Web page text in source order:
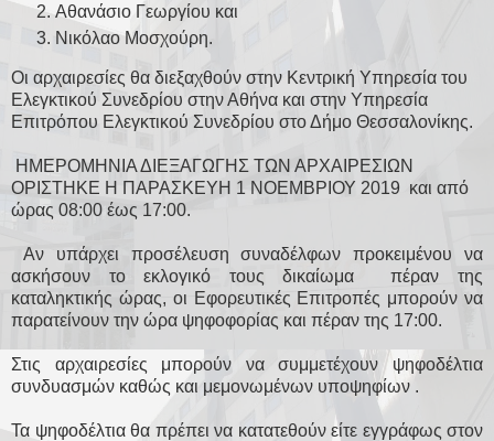
Αθανάσιο Γεωργίου και
Νικόλαο Μοσχούρη.
Οι αρχαιρεσίες θα διεξαχθούν στην Κεντρική Υπηρεσία του
Ελεγκτικού Συνεδρίου στην Αθήνα και στην Υπηρεσία
Επιτρόπου Ελεγκτικού Συνεδρίου στο Δήμο Θεσσαλονίκης.
ΗΜΕΡΟΜΗΝΙΑ ΔΙΕΞΑΓΩΓΗΣ ΤΩΝ ΑΡΧΑΙΡΕΣΙΩΝ
ΟΡΙΣΤΗΚΕ Η ΠΑΡΑΣΚΕΥΗ 1 ΝΟΕΜΒΡΙΟΥ 2019 και από
ώρας 08:00 έως 17:00.
Αν υπάρχει προσέλευση συναδέλφων προκειμένου να
ασκήσουν το εκλογικό τους δικαίωμα πέραν της
καταληκτικής ώρας, οι Εφορευτικές Επιτροπές μπορούν να
παρατείνουν την ώρα ψηφοφορίας και πέραν της 17:00.
Στις αρχαιρεσίες μπορούν να συμμετέχουν ψηφοδέλτια
συνδυασμών καθώς και μεμονωμένων υποψηφίων .
Τα ψηφοδέλτια θα πρέπει να κατατεθούν είτε εγγράφως στον